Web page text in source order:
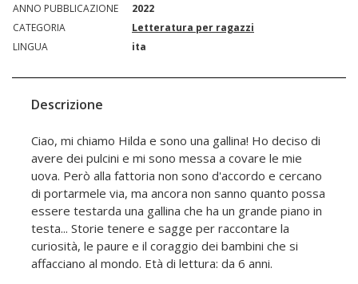
ANNO PUBBLICAZIONE
2022
CATEGORIA
Letteratura per ragazzi
LINGUA
ita
Descrizione
Ciao, mi chiamo Hilda e sono una gallina! Ho deciso di
avere dei pulcini e mi sono messa a covare le mie
uova. Però alla fattoria non sono d'accordo e cercano
di portarmele via, ma ancora non sanno quanto possa
essere testarda una gallina che ha un grande piano in
testa... Storie tenere e sagge per raccontare la
curiosità, le paure e il coraggio dei bambini che si
affacciano al mondo. Età di lettura: da 6 anni.